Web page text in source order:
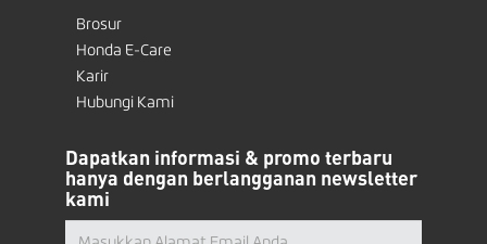
Brosur
Honda E-Care
Karir
Hubungi Kami
Dapatkan informasi & promo terbaru
hanya dengan berlangganan newsletter
kami